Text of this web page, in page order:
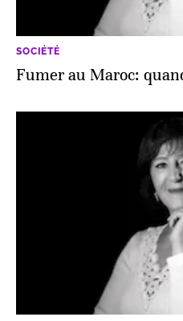
SOCIÉTÉ
Fumer au Maroc: